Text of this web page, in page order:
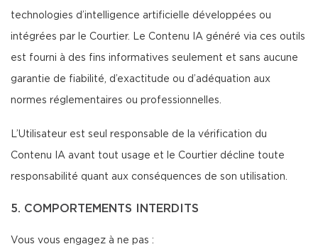
technologies d’intelligence artificielle développées ou
intégrées par le Courtier. Le Contenu IA généré via ces outils
est fourni à des fins informatives seulement et sans aucune
garantie de fiabilité, d’exactitude ou d’adéquation aux
normes réglementaires ou professionnelles.
L’Utilisateur est seul responsable de la vérification du
Contenu IA avant tout usage et le Courtier décline toute
responsabilité quant aux conséquences de son utilisation.
5. COMPORTEMENTS INTERDITS
Vous vous engagez à ne pas :